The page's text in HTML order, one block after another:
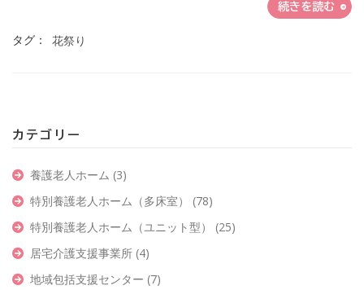
続きを読む
タグ： 花祭り
カテゴリー
養護老人ホーム (3)
特別養護老人ホーム（多床室） (78)
特別養護老人ホーム（ユニット型） (25)
居宅介護支援事業所 (4)
地域包括支援センター (7)